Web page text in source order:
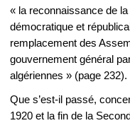
« la reconnaissance de la
démocratique et
remplacement des
gouvernement général
algériennes » (page 232).
Que s’est-il passé,
1920 et la fin de la